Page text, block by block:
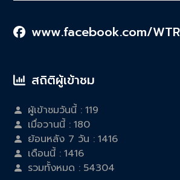
www.facebook.com/
สถิติผู้เข้าชม
ผู้เข้าชมวันนี้ : 119
เมื่อวานนี้ : 180
ย้อนหลัง 7 วัน : 1416
เดือนนี้ : 1416
รวมทั้งหมด : 54304